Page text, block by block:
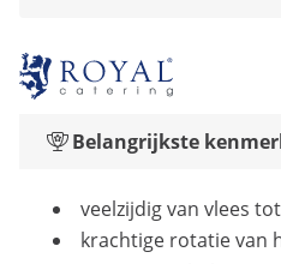
Belangrijkste
veelzijdig van vlees
krachtige rotatie van